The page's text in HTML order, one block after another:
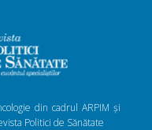
din cadrul ARPIM și
Politici de Sănătate